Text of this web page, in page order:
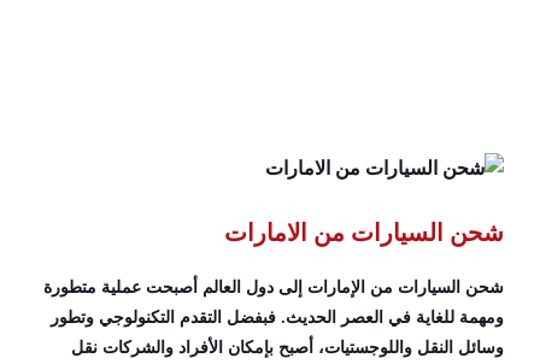
شحن السيارات من الامارات
شحن السيارات من الإمارات إلى دول العالم أصبحت عملية متطورة
ومهمة للغاية في العصر الحديث. فبفضل التقدم التكنولوجي وتطور
وسائل النقل واللوجستيات، أصبح بإمكان الأفراد والشركات نقل